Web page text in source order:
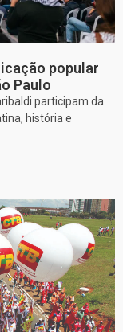
popular
Paulo
participam da
história e